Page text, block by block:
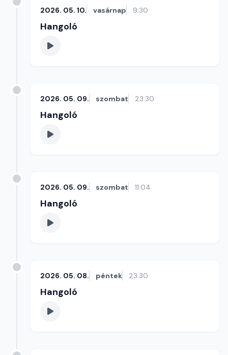
2026. 05. 10. vasárnap 9:30
Hangoló
2026. 05. 09. szombat 23:30
Hangoló
2026. 05. 09. szombat 11:04
Hangoló
2026. 05. 08. péntek 23:30
Hangoló